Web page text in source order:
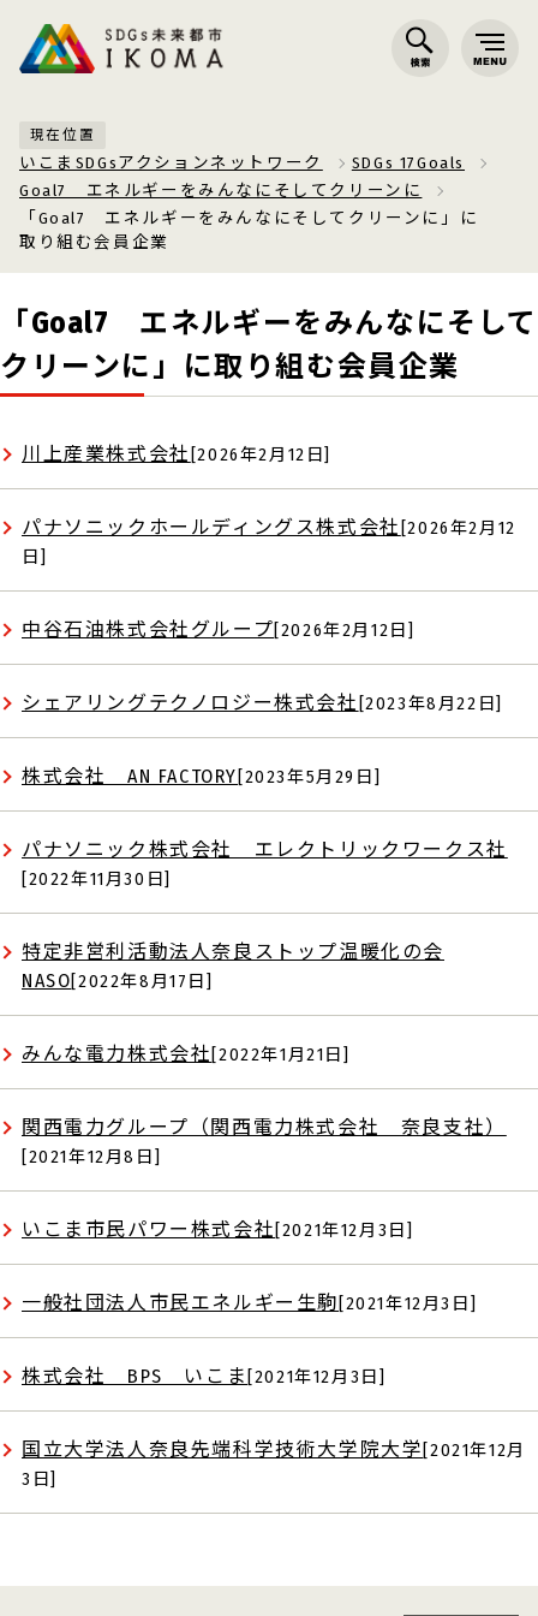
現在位置
いこまSDGsアクションネットワーク
SDGs 17Goals
Goal7 エネルギーをみんなにそしてクリーンに
「Goal7 エネルギーをみんなにそしてクリーンに」に
取り組む会員企業
「Goal7 エネルギーをみんなにそして
クリーンに」に取り組む会員企業
川上産業株式会社 [2026年2月12日]
パナソニックホールディングス株式会社 [2026年2月12
日]
中谷石油株式会社グループ[2026年2月12日]
シェアリングテクノロジー株式会社 [2023年8月22日]
株式会社 AN FACTORY [2023年5月29日]
パナソニック株式会社 エレクトリックワークス社
[2022年11月30日]
特定非営利活動法人奈良ストップ温暖化の会
NASO[2022年8月17日]
みんな電力株式会社[2022年1月21日]
関西電力グループ（関西電力株式会社 奈良支社）
[2021年12月8日]
いこま市民パワー株式会社[2021年12月3日]
一般社団法人市民エネルギー生駒 [2021年12月3日]
株式会社 BPS いこま[2021年12月3日]
国立大学法人奈良先端科学技術大学院大学[2021年12月
3日]